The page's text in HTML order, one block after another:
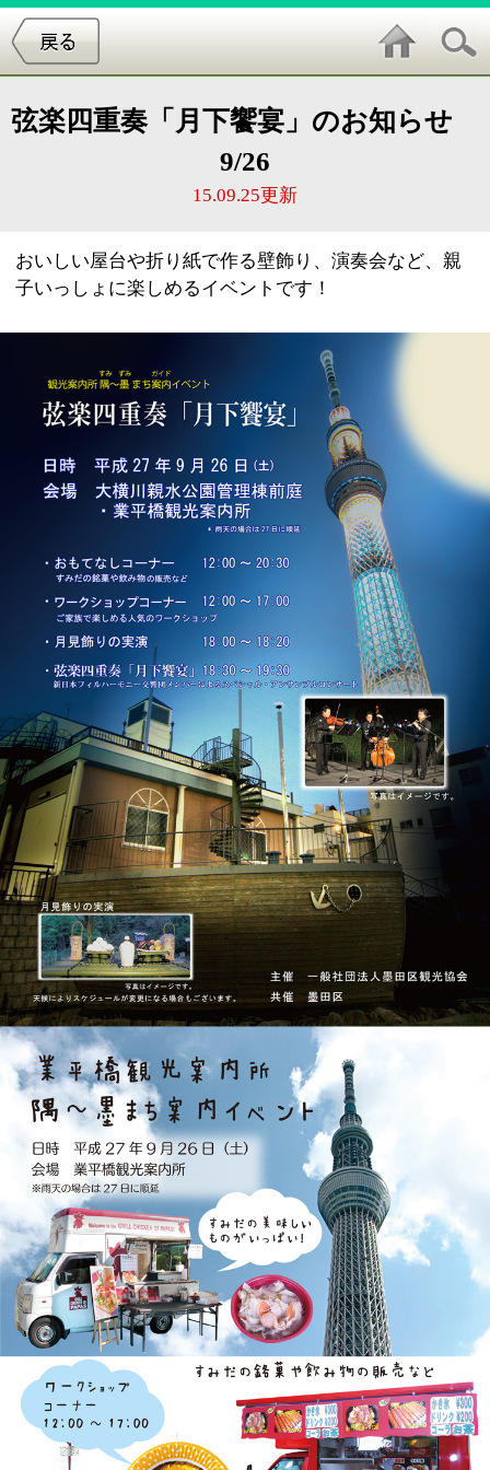
9/26
おいしい屋台や折り紙で作る壁飾り、演奏会など、親
子いっしょに楽しめるイベントです！
このページの先頭へ
江戸川区時間 江東区時間 葛飾区時間
表示：PC| モバイル
© 2013 art blue Inc.